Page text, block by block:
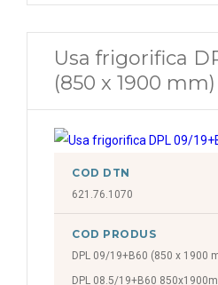
Usa frigorifica
(850 x 1900 mm)
COD DTN
621.76.1070
COD PRODUS
DPL 09/19+B60 (850 x 1900
DPL 08.5/19+B60